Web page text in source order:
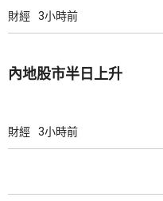
財經 3小時前
內地股市半日上升
財經 3小時前